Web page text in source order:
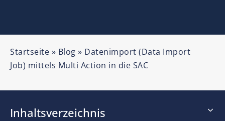
Startseite » Blog » Datenimport (Data Import
Job) mittels Multi Action in die SAC
Inhaltsverzeichnis